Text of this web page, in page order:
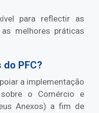
para reflectir as
melhores práticas
PFC?
a implementação
o Comércio e
Anexos) a fim de